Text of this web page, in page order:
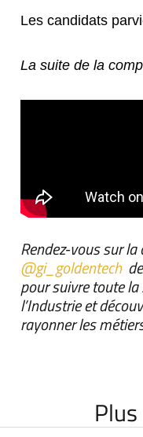
Les candidats
La suite de la
Rendez-vous sur la
‪@gi_goldentech‬
pour suivre toute
l’Industrie et
rayonner les